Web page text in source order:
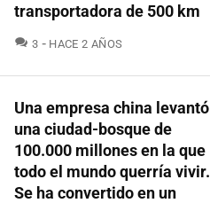
transportadora de 500 km
3 COMENTARIOS
HACE 2 AÑOS
Una empresa china levantó
una ciudad-bosque de
100.000 millones en la que
todo el mundo querría vivir.
Se ha convertido en un